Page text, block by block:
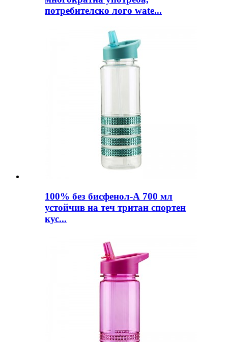
потребителско лого wate...
100% без бисфенол-А 700 мл
устойчив на теч тритан спортен
кус...